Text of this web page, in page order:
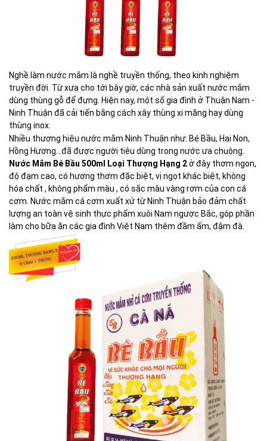
Nghề làm nước mắm là nghề truyền thống, theo kinh nghiệm
truyền đời. Từ xưa cho tới bây giờ, các nhà sản xuất nước mắm
dùng thùng gỗ để đựng. Hiện nay, một số gia đình ở Thuận Nam -
Ninh Thuận đã cải tiến bằng cách xây thùng xi măng hay dùng
thùng inox.
Nhiều thương hiệu nước mắm Ninh Thuận như: Bé Bầu, Hai Non,
Hồng Hương…đã được người tiêu dùng trong nước ưa chuộng.
Nước Mắm Bé Bầu 500ml Loại Thượng Hạng 2ở đây thơm ngon,
độ đạm cao, có hương thơm đặc biệt, vị ngọt khác biệt, không
hóa chất , không phẩm màu , có sắc màu vàng rơm của con cá
cơm. Nước mắm cá cơm xuất xứ từ Ninh Thuận bảo đảm chất
lượng an toàn vệ sinh thực phẩm xuôi Nam ngược Bắc, góp phần
làm cho bữa ăn các gia đình Việt Nam thêm đầm ấm, đậm đà.